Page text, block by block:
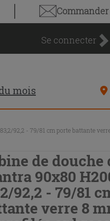
Se connecter
mois
92,2 - 79/81 cm porte battante
de douche
90x80
92,2 - 79/81
verre 8